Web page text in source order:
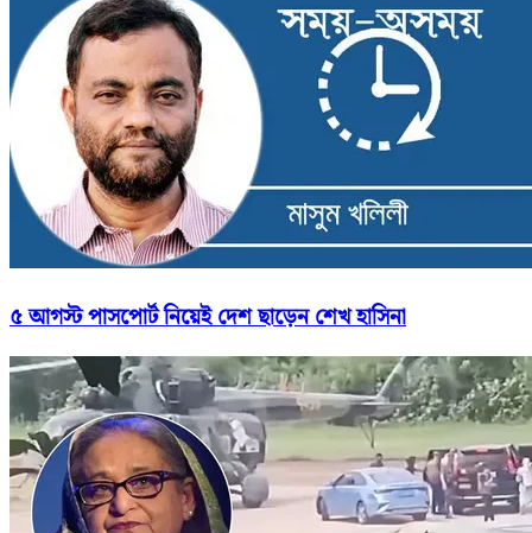
৫ আগস্ট পাসপোর্ট নিয়েই দেশ ছাড়েন শেখ হাসিনা